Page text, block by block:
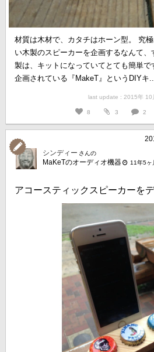
材質は木材で、カタチはホーン型。 究
い木製のスピーカーを企画するなんて
製は、キットになっていてとても簡単
企画されている『MakeT』というDIYキ
last update : 2015年 10
8 3 2
シンディー さんの
MaKeTのオーディオ機器 11年5ヶ
アコースティックスピーカーを